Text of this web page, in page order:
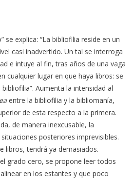
se explica: “La bibliofilia reside en un
casi inadvertido. Un tal se interroga
e intuye al fin, tras años de una vaga
cualquier lugar en que haya libros: se
Aumenta la intensidad al
entre la bibliofilia y la bibliomanía,
de esta respecto a la primera.
de manera inexcusable, la
posteriores imprevisibles.
libros, tendrá ya demasiados.
grado cero, se propone leer todos
en los estantes y que poco